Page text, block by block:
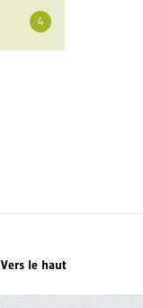
4
Vers le haut